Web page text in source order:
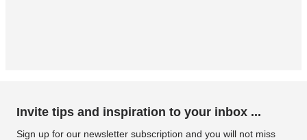
Invite tips and inspiration to your inbox ...
Sign up for our newsletter subscription and you will not miss